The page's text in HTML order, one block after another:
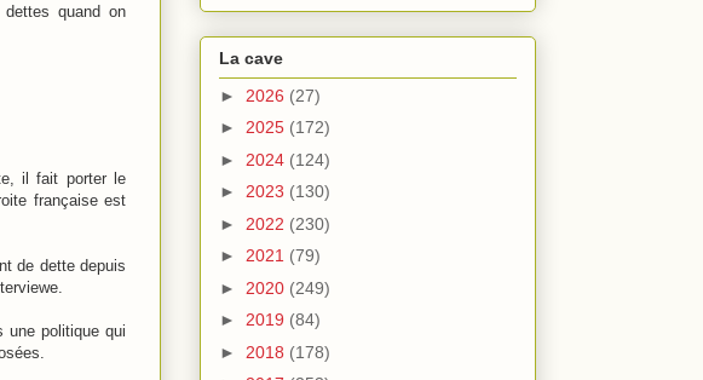
quand on
il fait porter le
française est
de dette depuis
une politique qui
La cave
► 2026 (27)
► 2025 (172)
► 2024 (124)
► 2023 (130)
► 2022 (230)
► 2021 (79)
► 2020 (249)
► 2019 (84)
► 2018 (178)